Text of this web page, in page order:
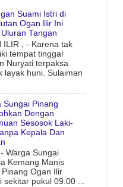
Suami Istri di
Ogan Ilir Ini
Uluran Tangan
ILIR , - Karena tak
tempat tinggal
Nuryati terpaksa
layak huni. Sulaiman
Sungai Pinang
Dengan
Sesosok Laki-
Kepala Dan
Warga Sungai
Kemang Manis
Ogan Ilir
sekitar pukul 09.00 ...